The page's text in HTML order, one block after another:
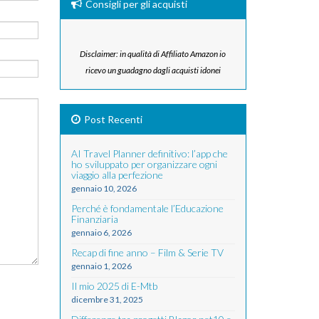
Consigli per gli acquisti
Disclaimer: in qualità di Affiliato Amazon io
ricevo un guadagno dagli acquisti idonei
Post Recenti
AI Travel Planner definitivo: l’app che
ho sviluppato per organizzare ogni
viaggio alla perfezione
gennaio 10, 2026
Perché è fondamentale l’Educazione
Finanziaria
gennaio 6, 2026
Recap di fine anno – Film & Serie TV
gennaio 1, 2026
Il mio 2025 di E-Mtb
dicembre 31, 2025